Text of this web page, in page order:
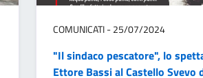
COMUNICATI - 25/07/2024
"Il sindaco pescatore", lo
Ettore Bassi al Castello Svevo